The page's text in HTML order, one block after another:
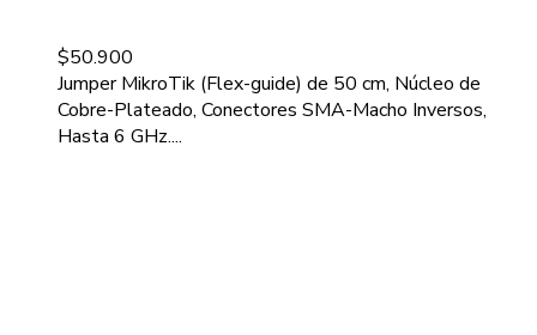
$50.900
Jumper MikroTik (Flex-guide) de 50 cm, Núcleo de
Cobre-Plateado, Conectores SMA-Macho Inversos,
Hasta 6 GHz....